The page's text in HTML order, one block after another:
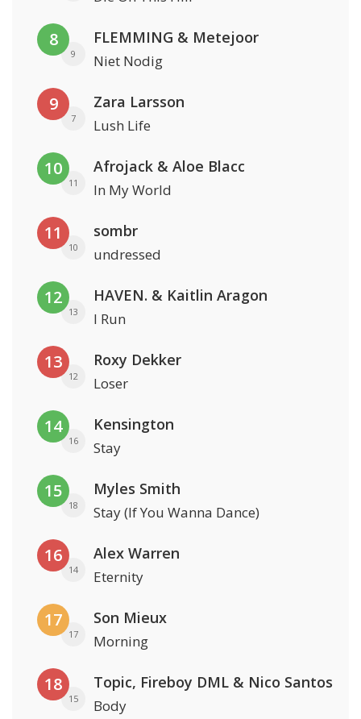
8
9
FLEMMING & Metejoor
Niet Nodig
9
7
Zara Larsson
Lush Life
10
11
Afrojack & Aloe Blacc
In My World
11
10
sombr
undressed
12
13
HAVEN. & Kaitlin Aragon
I Run
13
12
Roxy Dekker
Loser
14
16
Kensington
Stay
15
18
Myles Smith
Stay (If You Wanna Dance)
16
14
Alex Warren
Eternity
17
17
Son Mieux
Morning
18
15
Topic, Fireboy DML & Nico Santos
Body